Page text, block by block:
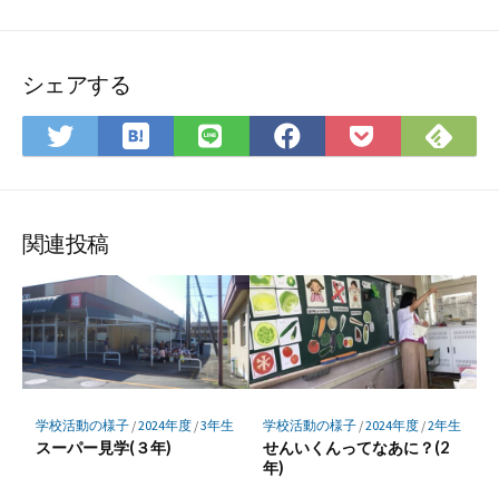
シェアする
Twitter
で
ア
は
て
ク
マ
ー
ク
に
存
LINE
で
Facebook
で
Pocket
に
で
関連投稿
学校活動の様子/2024年度/3年生
スーパー見学(３年)
学校活動の様子/2024年度/2年生
せんいくんってなあに？(2
年)